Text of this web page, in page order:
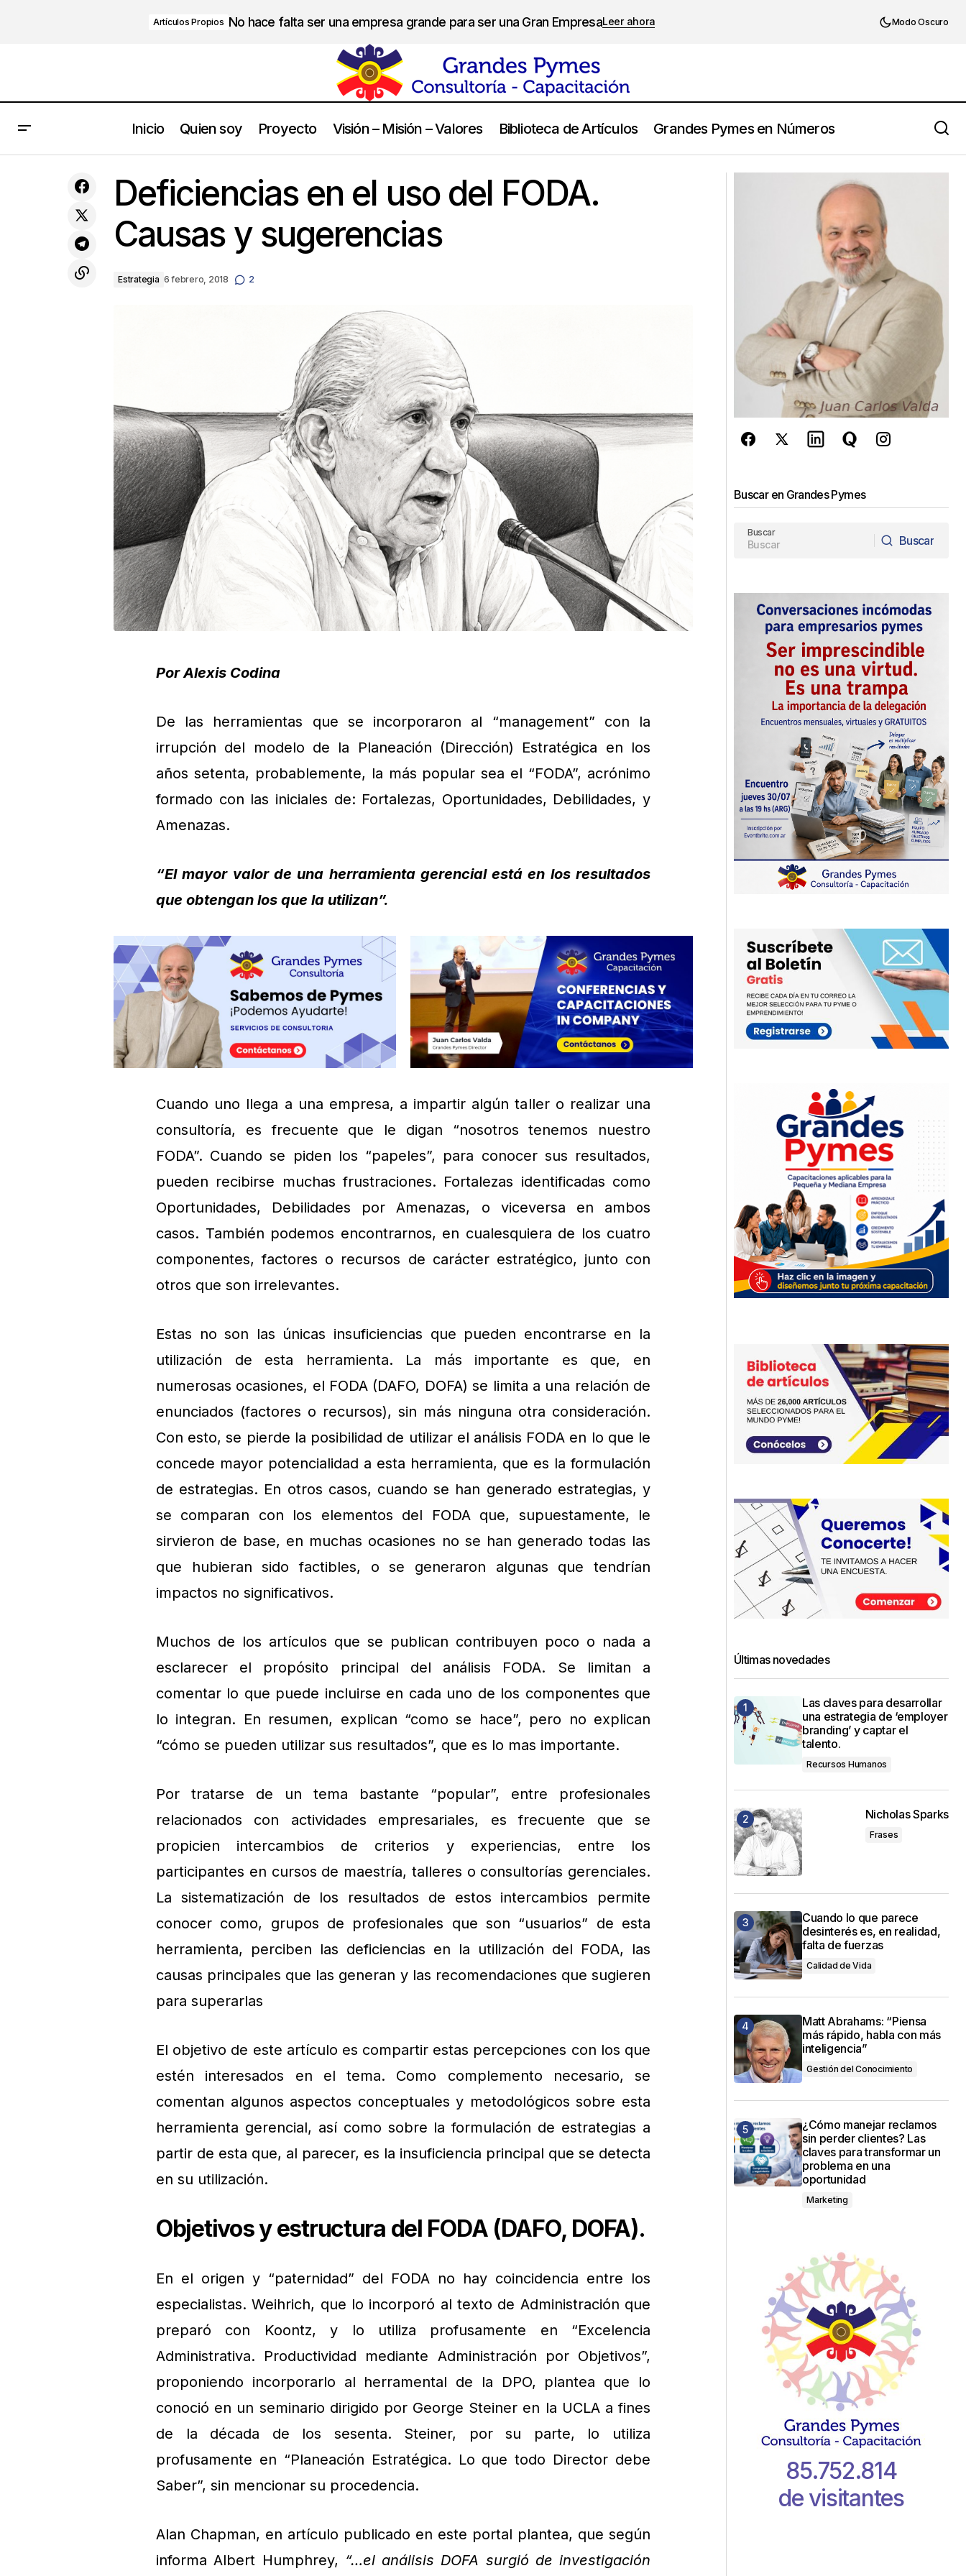
Artículos Propios No hace falta ser una empresa grande para ser una Gran EmpresaLeer ahora Modo Oscuro
Inicio Quien soy Proyecto Visión – Misión – Valores Biblioteca de Artículos Grandes Pymes en Números
dentro de la organización parte 1
Deficiencias en el uso del FODA. Causas y sugerencias
Propuestas para no sabotear los
proyectos propios
Deficiencias en el uso del FODA.
Causas y sugerencias
Estrategia 6 febrero, 2018 2
Por Alexis Codina
De las herramientas que se incorporaron al “management” con la
irrupción del modelo de la Planeación (Dirección) Estratégica en los
años setenta, probablemente, la más popular sea el “FODA”, acrónimo
formado con las iniciales de: Fortalezas, Oportunidades, Debilidades, y
Amenazas.
“El mayor valor de una herramienta gerencial está en los resultados
que obtengan los que la utilizan”.
Cuando uno llega a una empresa, a impartir algún taller o realizar una
consultoría, es frecuente que le digan “nosotros tenemos nuestro
FODA”. Cuando se piden los “papeles”, para conocer sus resultados,
pueden recibirse muchas frustraciones. Fortalezas identificadas como
Oportunidades, Debilidades por Amenazas, o viceversa en ambos
casos. También podemos encontrarnos, en cualesquiera de los cuatro
componentes, factores o recursos de carácter estratégico, junto con
otros que son irrelevantes.
Estas no son las únicas insuficiencias que pueden encontrarse en la
utilización de esta herramienta. La más importante es que, en
numerosas ocasiones, el FODA (DAFO, DOFA) se limita a una relación de
enunciados (factores o recursos), sin más ninguna otra consideración.
Con esto, se pierde la posibilidad de utilizar el análisis FODA en lo que le
concede mayor potencialidad a esta herramienta, que es la formulación
de estrategias. En otros casos, cuando se han generado estrategias, y
se comparan con los elementos del FODA que, supuestamente, le
sirvieron de base, en muchas ocasiones no se han generado todas las
que hubieran sido factibles, o se generaron algunas que tendrían
impactos no significativos.
Muchos de los artículos que se publican contribuyen poco o nada a
esclarecer el propósito principal del análisis FODA. Se limitan a
comentar lo que puede incluirse en cada uno de los componentes que
lo integran. En resumen, explican “como se hace”, pero no explican
“cómo se pueden utilizar sus resultados”, que es lo mas importante.
Por tratarse de un tema bastante “popular”, entre profesionales
relacionados con actividades empresariales, es frecuente que se
propicien intercambios de criterios y experiencias, entre los
participantes en cursos de maestría, talleres o consultorías gerenciales.
La sistematización de los resultados de estos intercambios permite
conocer como, grupos de profesionales que son “usuarios” de esta
herramienta, perciben las deficiencias en la utilización del FODA, las
causas principales que las generan y las recomendaciones que sugieren
para superarlas
El objetivo de este artículo es compartir estas percepciones con los que
estén interesados en el tema. Como complemento necesario, se
comentan algunos aspectos conceptuales y metodológicos sobre esta
herramienta gerencial, así como sobre la formulación de estrategias a
partir de esta que, al parecer, es la insuficiencia principal que se detecta
en su utilización.
Objetivos y estructura del FODA (DAFO, DOFA).
En el origen y “paternidad” del FODA no hay coincidencia entre los
especialistas. Weihrich, que lo incorporó al texto de Administración que
preparó con Koontz, y lo utiliza profusamente en “Excelencia
Administrativa. Productividad mediante Administración por Objetivos”,
proponiendo incorporarlo al herramental de la DPO, plantea que lo
conoció en un seminario dirigido por George Steiner en la UCLA a fines
de la década de los sesenta. Steiner, por su parte, lo utiliza
profusamente en “Planeación Estratégica. Lo que todo Director debe
Saber”, sin mencionar su procedencia.
Alan Chapman, en artículo publicado en este portal plantea, que según
informa Albert Humphrey, “…el análisis DOFA surgió de investigación
Buscar en Grandes Pymes
Buscar
Buscar
Últimas novedades
Las claves para desarrollar
una estrategia de ‘employer
branding’ y captar el
talento.
Recursos Humanos
Nicholas Sparks
Frases
Cuando lo que parece
desinterés es, en realidad,
falta de fuerzas
Calidad de Vida
Matt Abrahams: “Piensa
más rápido, habla con más
inteligencia”
Gestión del Conocimiento
¿Cómo manejar reclamos
sin perder clientes? Las
claves para transformar un
problema en una
oportunidad
Marketing
85.752.814
de visitantes